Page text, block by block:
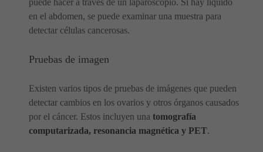
puede hacer a través de un laparoscopio. Si hay líquido
en el abdomen, se puede examinar una muestra para
detectar células cancerosas.
Pruebas de imagen
Existen varios tipos de pruebas de imágenes que pueden
detectar cambios en los ovarios y otros órganos causados ​​
por el cáncer. Estos incluyen una tomografía
computarizada, resonancia magnética y PET.